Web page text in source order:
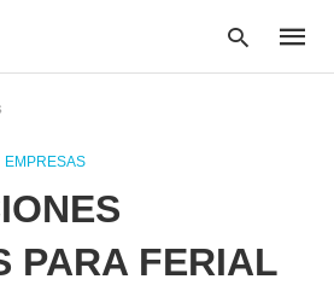
and
EMPRESAS
PARA FERIAL